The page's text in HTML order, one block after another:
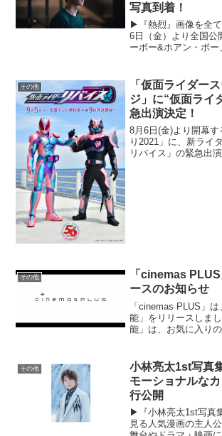
写真到着！
▶︎『熱烈』画像を全
6日（金）より全国公
ーボー&ホアン・ボー
写真とともに解禁と
ボー&ホアン・...
その他
「仮面ライダー
ジ」に“仮面ライ
急出演決定！
8月6日(金)より開幕
り2021」に、新ライ
リバイス」の緊急出
その他
「cinemas
ースのお知らせ
「cinemas PLUS」
能」をリリースしま
能」は、お気に入り
るメールマガジンで
会やイベントの...
その他
小林亮太1st写真
モーショナルな
行公開
▶︎『小林亮太1st写真
見る人気漫画の主人